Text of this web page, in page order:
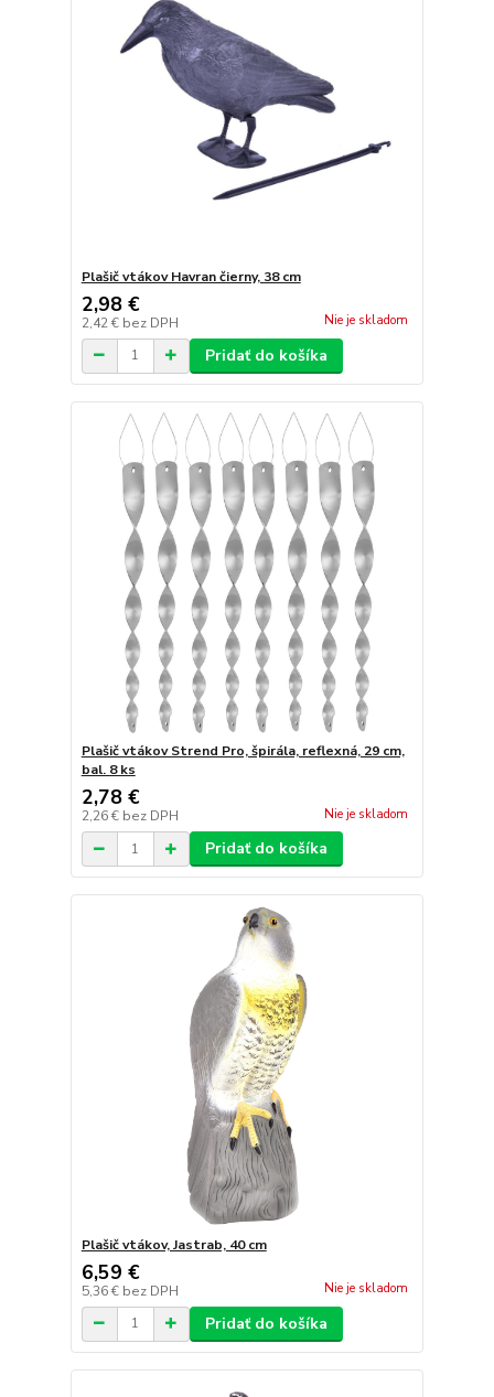
Plašič vtákov Havran čierny, 38 cm
2,98 €
2,42 € bez DPH Nie je skladom
Pridať do košíka
Plašič vtákov Strend Pro, špirála, reflexná, 29 cm,
bal. 8 ks
2,78 €
2,26 € bez DPH Nie je skladom
Pridať do košíka
Plašič vtákov, Jastrab, 40 cm
6,59 €
5,36 € bez DPH Nie je skladom
Pridať do košíka